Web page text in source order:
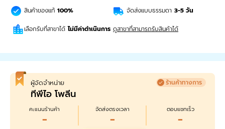
สินค้าของแท้ 100% จัดส่งแบบธรรมดา 3-5 วัน
เลือกรับที่สาขาได้ ไม่มีค่าดำเนินการ ดูสาขาที่สามารถรับสินค้าได้
ผู้จัดจำหน่าย ร้านค้าทางการ
ทีพีไอ โพลีน
คะแนนร้านค้า
-
จัดส่งตรงเวลา
-
ตอบแชทเร็ว
-